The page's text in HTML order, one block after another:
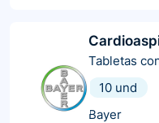
Tabletas
10 und
Bayer